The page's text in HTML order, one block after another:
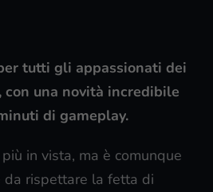
tutti gli appassionati dei
una novità incredibile
di gameplay.
in vista, ma è comunque
da rispettare la fetta di